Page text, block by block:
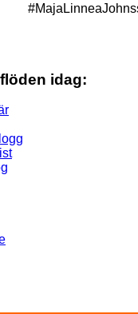
idag: